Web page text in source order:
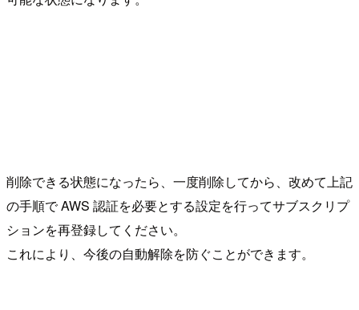
削除できる状態になったら、一度削除してから、改めて上記
の手順で AWS 認証を必要とする設定を行ってサブスクリプ
ションを再登録してください。
これにより、今後の自動解除を防ぐことができます。